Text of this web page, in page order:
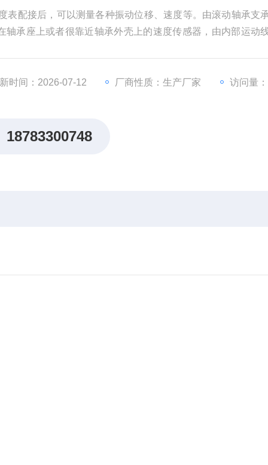
表配接后，可以测量各种振动位移、速度等。由滚动轴承支
轴承座上或者很靠近轴承外壳上的速度传感器，由内部运动
时间：2026-07-12 厂商性质：生产厂家 访问量
18783300748